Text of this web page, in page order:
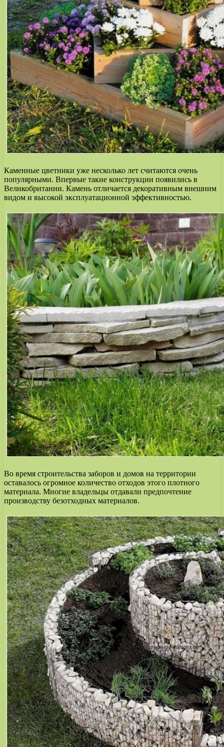
Каменные цветники уже несколько лет считаются очень
популярными. Впервые такие конструкции появились в
Великобритании. Камень отличается декоративным внешним
видом и высокой эксплуатационной эффективностью.
Во время строительства заборов и домов на территории
оставалось огромное количество отходов этого плотного
материала. Многие владельцы отдавали предпочтение
производству безотходных материалов.